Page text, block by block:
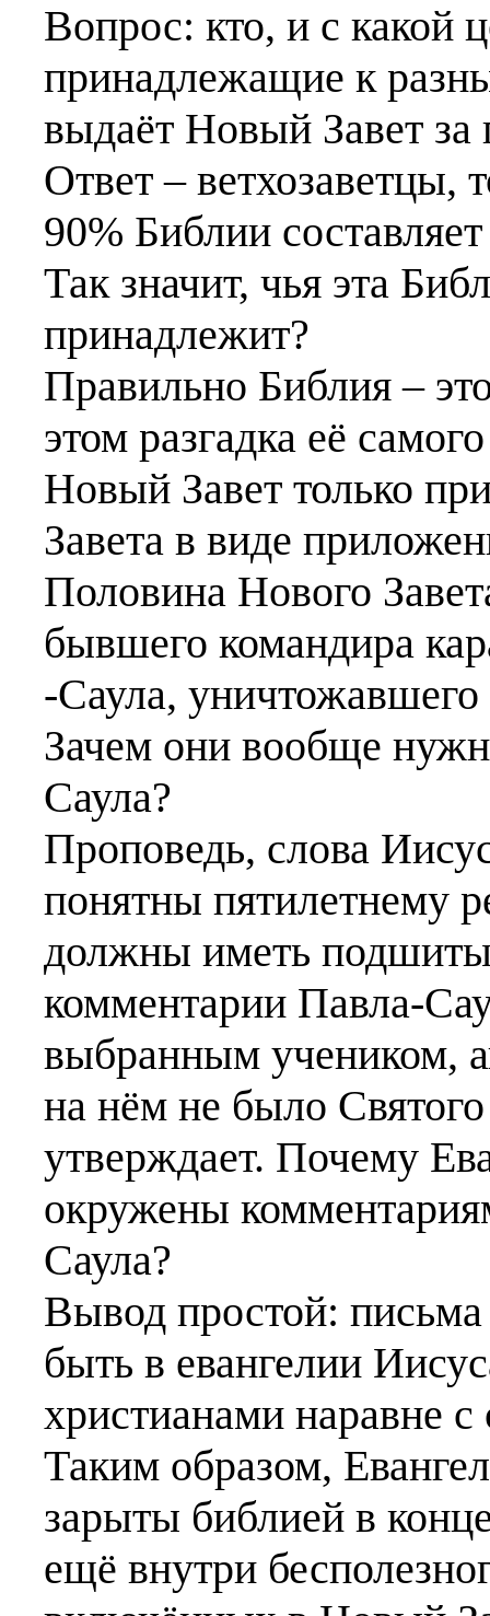
Вопрос: кто, и с какой
принадлежащие к
выдаёт Новый Завет за
Ответ – ветхозаветцы,
90% Библии
Так значит, чья эта
принадлежит?
Правильно Библия –
этом разгадка её
Новый Завет только
Завета в виде
Половина Нового
бывшего командира
-Саула, уничтожавшего
Зачем они вообще
Саула?
Проповедь, слова
понятны пятилетнему
должны иметь
комментарии Павла-
выбранным учеником,
на нём не было
утверждает. Почему
окружены
Саула?
Вывод простой:
быть в евангелии
христианами наравне
Таким образом,
зарыты библией в
ещё внутри